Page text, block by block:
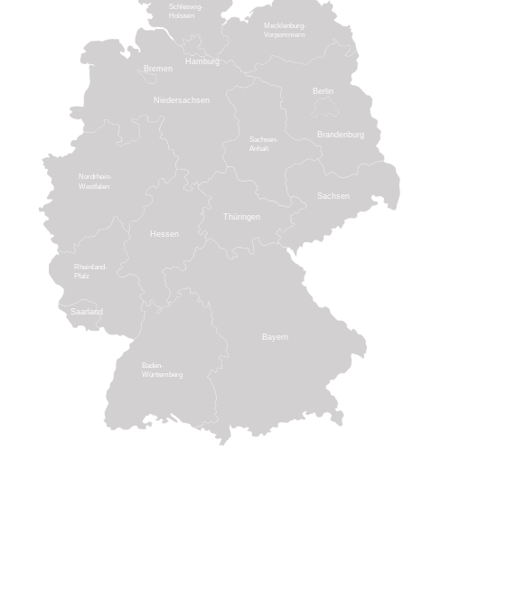
Nordrhein-
Westfalen
Niedersachsen
Bremen
Schleswig-
Holstein
Hamburg
Mecklenburg-
Vorpommern
Brandenburg
Thüringen
Sachsen
Sachsen-
Anhalt
Berlin
Bayern
Baden-
Württemberg
Hessen
Rheinland-
Pfalz
Saarland